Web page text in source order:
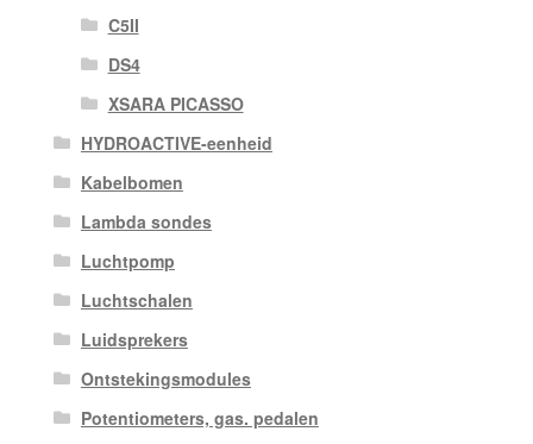
C5II
DS4
XSARA PICASSO
HYDROACTIVE-eenheid
Kabelbomen
Lambda sondes
Luchtpomp
Luchtschalen
Luidsprekers
Ontstekingsmodules
Potentiometers, gas. pedalen